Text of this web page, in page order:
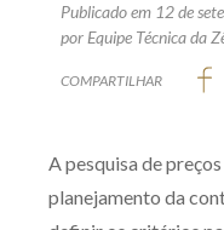
Publicado em 12 de
por Equipe Técnica da
COMPARTILHAR
A pesquisa de
planejamento da